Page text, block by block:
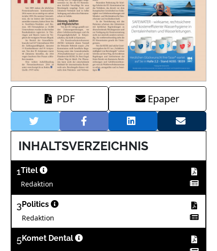
PDF Epaper
INHALTSVERZEICHNIS
1Titel
Redaktion
3 Politics
Redaktion
5Komet Dental